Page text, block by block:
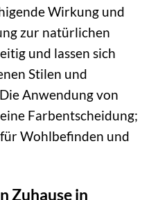
Wirkung und
zur natürlichen
und lassen sich
Stilen und
Anwendung von
Farbentscheidung;
Wohlbefinden und
Zuhause in